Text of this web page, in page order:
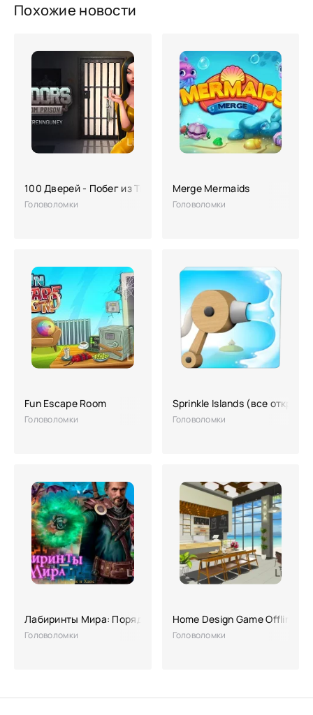
Похожие новости
100 Дверей - Побег из Тюрьмы (взлом, много денег)
Головоломки
Merge Mermaids
Головоломки
Fun Escape Room
Головоломки
Sprinkle Islands (все
Головоломки
Лабиринты Мира: Порядок и Хаос
Головоломки
Home Design Game Offline
Головоломки